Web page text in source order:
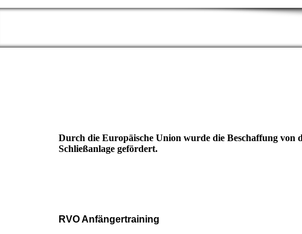
Durch die Europäische Union wurde die Beschaffung
Schließanlage gefördert.
RVO Anfängertraining